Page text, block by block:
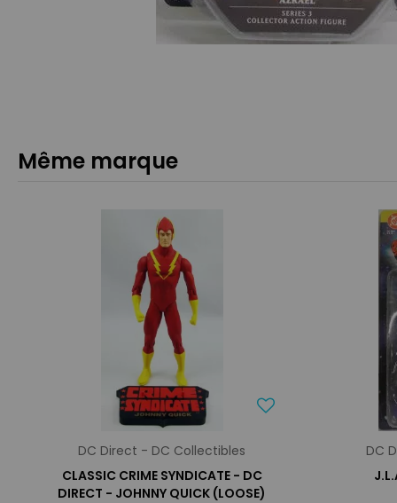
Même marque
DC Direct - DC Collectibles
CLASSIC CRIME SYNDICATE - DC
DIRECT - JOHNNY QUICK (LOOSE)
DC